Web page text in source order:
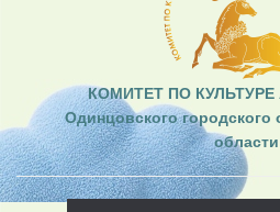
КОМИТЕТ ПО КУЛЬТУРЕ
Одинцовского городского
области